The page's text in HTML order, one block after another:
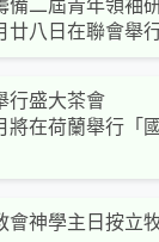
備二屆青年領袖
八日在聯會舉
行盛大茶會
在荷蘭舉行「
會神學主日按立